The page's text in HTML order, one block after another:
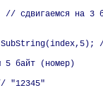
сдвигаемся на 3
//
5 байт (номер)
"12345"